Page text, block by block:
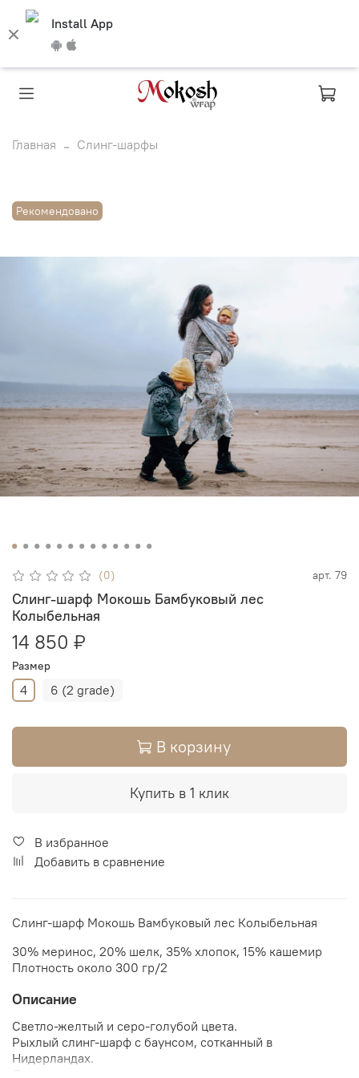
Install App
Главная Слинг-шарфы
Рекомендовано
(0) арт. 79
Слинг-шарф Мокошь Бамбуковый лес
Колыбельная
14 850 ₽
Размер
4 6 (2 grade)
В корзину
Купить в 1 клик
В избранное
Добавить в сравнение
Слинг-шарф Мокошь Bамбуковый лес Колыбельная
30% меринос, 20% шелк, 35% хлопок, 15% кашемир
Плотность около 300 гр/2
Описание
Светло-желтый и серо-голубой цвета.
Рыхлый слинг-шарф с баунсом, сотканный в
Нидерландах.